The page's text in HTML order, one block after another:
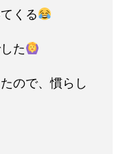
くる
た
ので、慣らし